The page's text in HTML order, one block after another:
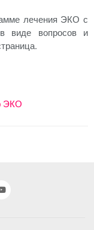
лечения ЭКО с
виде вопросов и
ЭКО